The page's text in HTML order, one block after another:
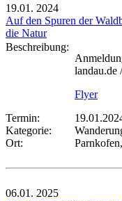
19.01. 2024
Auf den Spuren der
die Natur
Beschreibung:
landau.de
Flyer
Termin:
Kategorie:
Ort:
06.01. 2025